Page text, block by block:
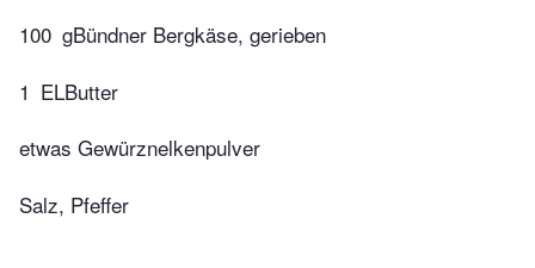
100 gBündner Bergkäse, gerieben
1 ELButter
etwas Gewürznelkenpulver
Salz, Pfeffer